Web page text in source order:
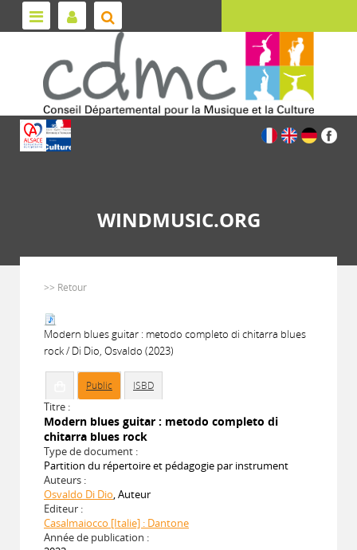
WINDMUSIC.ORG
>> Retour
Modern blues guitar : metodo completo di chitarra blues
rock / Di Dio, Osvaldo (2023)
Public ISBD
Titre :
Modern blues guitar : metodo completo di
chitarra blues rock
Type de document :
Partition du répertoire et pédagogie par instrument
Auteurs :
Osvaldo Di Dio, Auteur
Editeur :
Casalmaiocco [Italie] : Dantone
Année de publication :